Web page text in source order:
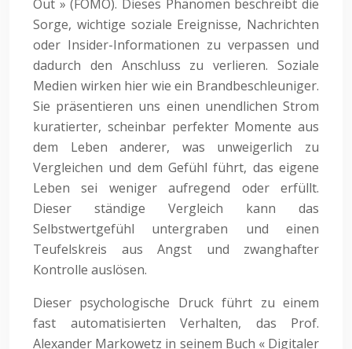
Out » (FOMO). Dieses Phänomen beschreibt die
Sorge, wichtige soziale Ereignisse, Nachrichten
oder Insider-Informationen zu verpassen und
dadurch den Anschluss zu verlieren. Soziale
Medien wirken hier wie ein Brandbeschleuniger.
Sie präsentieren uns einen unendlichen Strom
kuratierter, scheinbar perfekter Momente aus
dem Leben anderer, was unweigerlich zu
Vergleichen und dem Gefühl führt, das eigene
Leben sei weniger aufregend oder erfüllt.
Dieser ständige Vergleich kann das
Selbstwertgefühl untergraben und einen
Teufelskreis aus Angst und zwanghafter
Kontrolle auslösen.
Dieser psychologische Druck führt zu einem
fast automatisierten Verhalten, das Prof.
Alexander Markowetz in seinem Buch « Digitaler